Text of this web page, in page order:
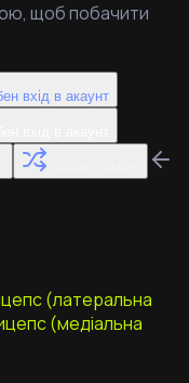
щоб побачити
вхід в акаунт
(латеральна
(медіальна